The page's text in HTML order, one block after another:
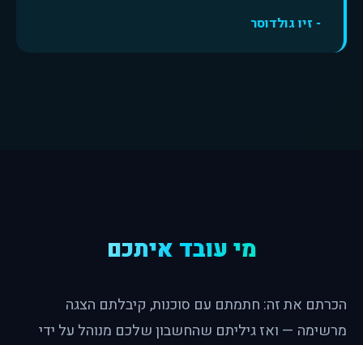
- זיו גולדוסר
מי עובד איתכם
הכרתם את זה: חתמתם עם סוכנות, קיבלתם הצגה
מרשימה — ואז גיליתם שהחשבון שלכם מנוהל על ידי